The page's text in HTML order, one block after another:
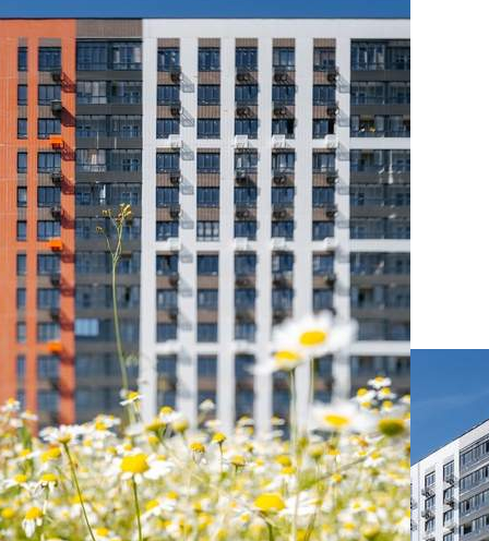
Москва
Адрес
Ленинградское шоссе, д.228Бстр1
Расположено
Этаж
-1
Предлагается
Продажа
Желаемый / подходящий вид деятельности
Не указано
Назначение
Не указано
Размер площади (м2)
5.9
Цена за помещение
654 900 руб.
О помещении